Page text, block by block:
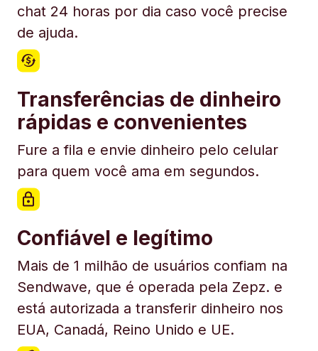
chat 24 horas por dia caso você precise
de ajuda.
Transferências de dinheiro
rápidas e convenientes
Fure a fila e envie dinheiro pelo celular
para quem você ama em segundos.
Confiável e legítimo
Mais de 1 milhão de usuários confiam na
Sendwave, que é operada pela Zepz. e
está autorizada a transferir dinheiro nos
EUA, Canadá, Reino Unido e UE.